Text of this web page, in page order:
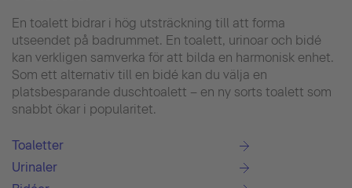
En toalett bidrar i hög utsträckning till att forma
utseendet på badrummet. En toalett, urinoar och bidé
kan verkligen samverka för att bilda en harmonisk enhet.
Som ett alternativ till en bidé kan du välja en
platsbesparande duschtoalett – en ny sorts toalett som
snabbt ökar i popularitet.
Toaletter
Urinaler